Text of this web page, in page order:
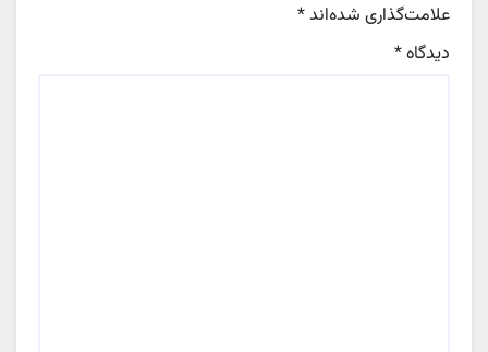
علامت‌گذاری شده‌اند*
دیدگاه*